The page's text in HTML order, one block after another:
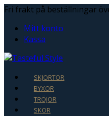
Fri frakt på beställningar
Mitt konto
Kassa
SKJORTOR
BYXOR
TRÖJOR
SKOR